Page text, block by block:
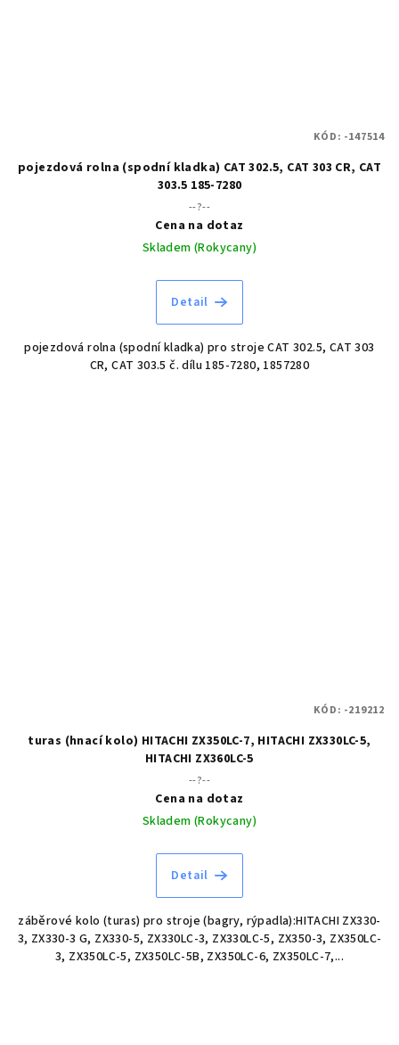
pojezdová rolna (spodní kladka) CAT 302.5, CAT 303 CR, CAT
303.5 185-7280
--?--
Cena na dotaz
Skladem (Rokycany)
Detail
pojezdová rolna (spodní kladka) pro stroje CAT 302.5, CAT 303
CR, CAT 303.5 č. dílu 185-7280, 1857280
KÓD: -147514
turas (hnací kolo) HITACHI ZX350LC-7, HITACHI ZX330LC-5,
HITACHI ZX360LC-5
--?--
Cena na dotaz
Skladem (Rokycany)
Detail
záběrové kolo (turas) pro stroje (bagry, rýpadla):HITACHI ZX330-
3, ZX330-3 G, ZX330-5, ZX330LC-3, ZX330LC-5, ZX350-3, ZX350LC-
3, ZX350LC-5, ZX350LC-5B, ZX350LC-6, ZX350LC-7,...
KÓD: -219212